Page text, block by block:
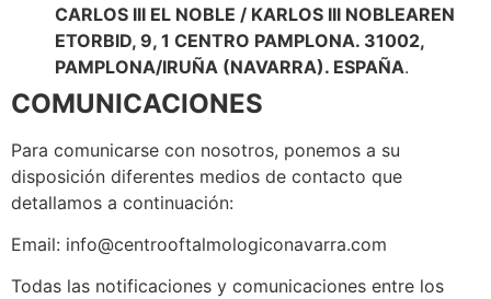
CARLOS III EL NOBLE / KARLOS III NOBLEAREN
ETORBID, 9, 1 CENTRO PAMPLONA. 31002,
PAMPLONA/IRUÑA (NAVARRA). ESPAÑA.
COMUNICACIONES
Para comunicarse con nosotros, ponemos a su
disposición diferentes medios de contacto que
detallamos a continuación:
Email: info@centrooftalmologiconavarra.com
Todas las notificaciones y comunicaciones entre los